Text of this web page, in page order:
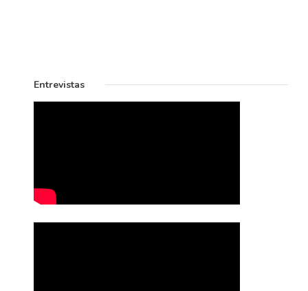
Entrevistas